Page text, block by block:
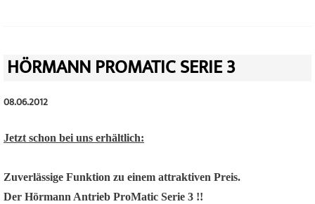
HÖRMANN PROMATIC SERIE 3
08.06.2012
Jetzt schon bei uns erhältlich:
Zuverlässige Funktion zu einem attraktiven Preis.
Der Hörmann Antrieb ProMatic Serie 3 !!